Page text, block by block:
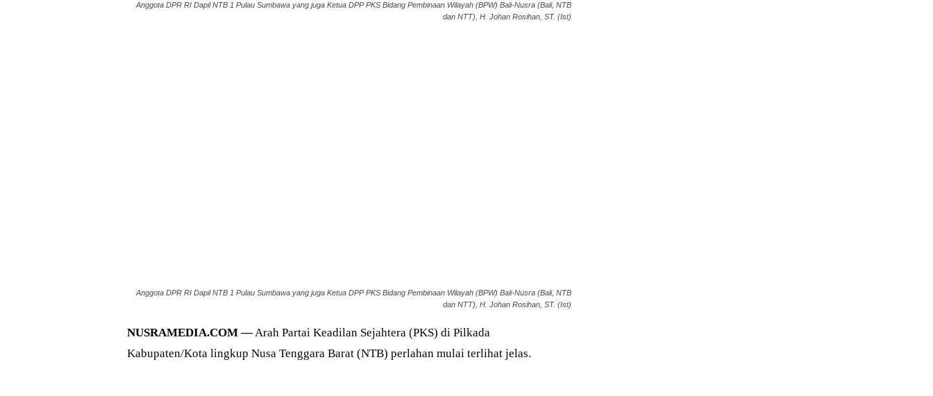
Anggota DPR RI Dapil NTB 1 Pulau Sumbawa yang juga Ketua DPP PKS Bidang Pembinaan Wilayah (BPW) Bali-Nusra (Bali, NTB
dan NTT), H. Johan Rosihan, ST. (Ist)
Anggota DPR RI Dapil NTB 1 Pulau Sumbawa yang juga Ketua DPP PKS Bidang Pembinaan Wilayah (BPW) Bali-Nusra (Bali, NTB
dan NTT), H. Johan Rosihan, ST. (Ist)
NUSRAMEDIA.COM —Arah Partai Keadilan Sejahtera (PKS) di Pilkada
Kabupaten/Kota lingkup Nusa Tenggara Barat (NTB) perlahan mulai terlihat jelas.